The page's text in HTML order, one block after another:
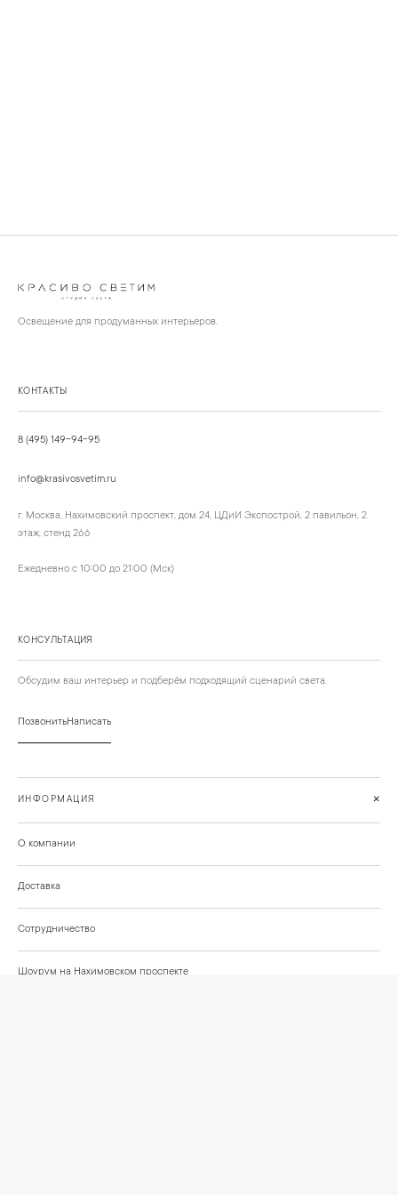
Освещение для продуманных интерьеров.
КОНТАКТЫ
8 (495) 149-94-95
info@krasivosvetim.ru
г. Москва, Нахимовский проспект, дом 24, ЦДиИ Экспострой, 2 павильон, 2
этаж, стенд 266
Ежедневно с 10:00 до 21:00 (Мск)
КОНСУЛЬТАЦИЯ
Обсудим ваш интерьер и подберём подходящий сценарий света.
ПозвонитьНаписать
ИНФОРМАЦИЯ +
О компании
Доставка
Сотрудничество
Шоурум на Нахимовском проспекте